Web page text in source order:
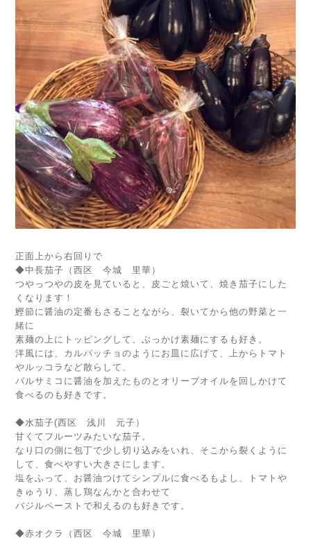
正面上から右回りで
◆中長茄子（西区 今城 里華）
つやっつやの皮を見ていると、皮ごと焼いて、焼き茄子にした
くなります！
鰹節に醤油の定番もさることながら、裂いてから他の野菜と一
緒に
素麺の上にトッピングして、ぶっかけ素麺にするも好き。
洋風には、カルパッチョのようにお皿に広げて、上からトマト
やルッコラなど散らして、
バルサミコに醤油を加えたものとオリーブオイルを回しかけて
食べるのも好きです。
◆水茄子(西区 浅川 元子）
甘くてフルーツみたいな茄子。
なり口の側に包丁で少し切り込みをいれ、そこから裂くように
して、食べやすい大きさにします。
塩をふって、お醤油つけてシンプルに食べるもよし、トマトや
きゅうり、蒸し鶏なんかと合わせて
バジルペーストで和えるのも好きです。
◆赤オクラ（西区 今城 里華）